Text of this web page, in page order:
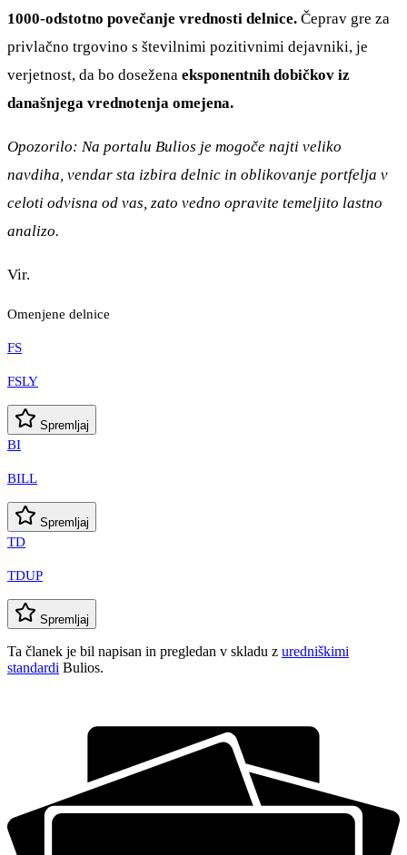
1000-odstotno povečanje vrednosti delnice. Čeprav gre za
privlačno trgovino s številnimi pozitivnimi dejavniki, je
verjetnost, da bo dosežena eksponentnih dobičkov iz
današnjega vrednotenja omejena.
Opozorilo: Na portalu Bulios je mogoče najti veliko
navdiha, vendar sta izbira delnic in oblikovanje portfelja v
celoti odvisna od vas, zato vedno opravite temeljito lastno
analizo.
Vir.
Omenjene delnice
FS
FSLY
Spremljaj
BI
BILL
Spremljaj
TD
TDUP
Spremljaj
Ta članek je bil napisan in pregledan v skladu z uredniškimi
standardi Bulios.